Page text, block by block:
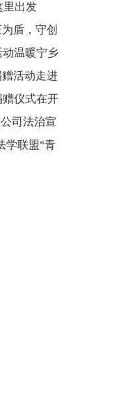
里出发
盾，守创
筑牢防线
动温暖宁乡
活动走进
赠仪式在开
司法治宣
学联盟“青